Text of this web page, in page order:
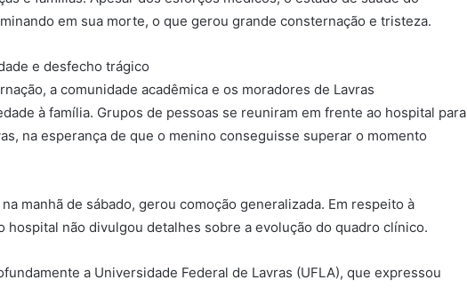
em sua morte, o que gerou grande consternação e tristeza.
e desfecho trágico
a comunidade acadêmica e os moradores de Lavras
à família. Grupos de pessoas se reuniram em frente ao hospital para
na esperança de que o menino conseguisse superar o momento
manhã de sábado, gerou comoção generalizada. Em respeito à
hospital não divulgou detalhes sobre a evolução do quadro clínico.
a Universidade Federal de Lavras (UFLA), que expressou